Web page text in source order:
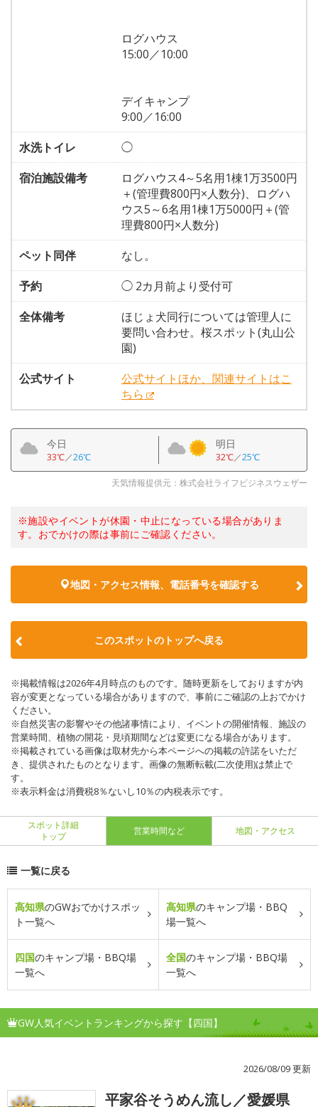
ログハウス
15:00／10:00
デイキャンプ
9:00／16:00
水洗トイレ
◯
宿泊施設備考
ログハウス4～5名用1棟1万3500円
＋(管理費800円×人数分)、ログハ
ウス5～6名用1棟1万5000円＋(管
理費800円×人数分)
ペット同伴
なし。
予約
◯ 2カ月前より受付可
全体備考
ほじょ犬同行については管理人に
要問い合わせ。桜スポット(丸山公
園)
公式サイト
公式サイトほか、関連サイトはこ
ちら
今日
33℃／26℃
明日
32℃／25℃
天気情報提供元：株式会社ライフビジネスウェザー
※施設やイベントが休園・中止になっている場合がありま
す。おでかけの際は事前にご確認ください。
地図・アクセス情報、電話番号を確認する
このスポットのトップへ戻る
※掲載情報は2026年4月時点のものです。随時更新をしておりますが内
容が変更となっている場合がありますので、事前にご確認の上おでかけ
ください。
※自然災害の影響やその他諸事情により、イベントの開催情報、施設の
営業時間、植物の開花・見頃期間などは変更になる場合があります。
※掲載されている画像は取材先から本ページへの掲載の許諾をいただ
き、提供されたものとなります。画像の無断転載(二次使用)は禁止で
す。
※表示料金は消費税8％ないし10％の内税表示です。
スポット詳細
トップ
営業時間など 地図・アクセス
一覧に戻る
高知県のGWおでかけスポッ
ト一覧へ
高知県のキャンプ場・BBQ
場一覧へ
四国のキャンプ場・BBQ場
一覧へ
全国のキャンプ場・BBQ場
一覧へ
GW人気イベントランキングから探す【四国】
2026/08/09 更新
平家谷そうめん流し／愛媛県